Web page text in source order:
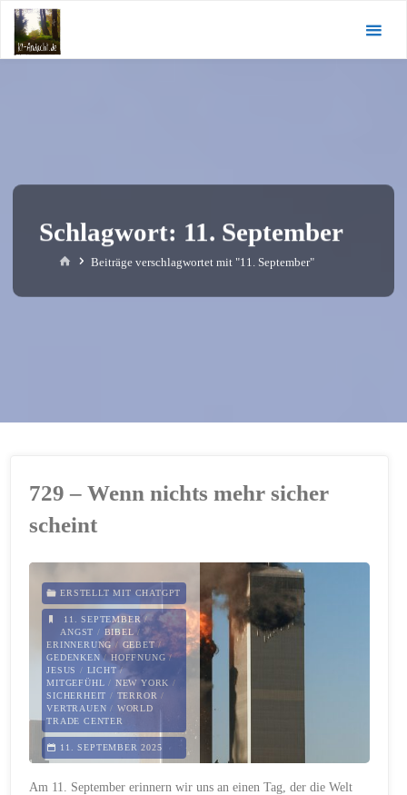
Zum
Inhalt
springen
Schlagwort: 11. September
StartBeiträge verschlagwortet mit "11. September"
729 – Wenn nichts mehr sicher
scheint
ERSTELLT MIT CHATGPT
11. SEPTEMBER /
ANGST / BIBEL /
ERINNERUNG / GEBET /
GEDENKEN/ HOFFNUNG/
JESUS / LICHT /
MITGEFÜHL / NEW YORK /
SICHERHEIT / TERROR /
VERTRAUEN / WORLD
TRADE CENTER
11. SEPTEMBER 2025
Am 11. September erinnern wir uns an einen Tag, der die Welt